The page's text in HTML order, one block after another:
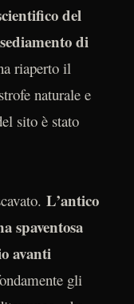
del
di
riaperto il
naturale e
sito è stato
L’antico
spaventosa
avanti
gli